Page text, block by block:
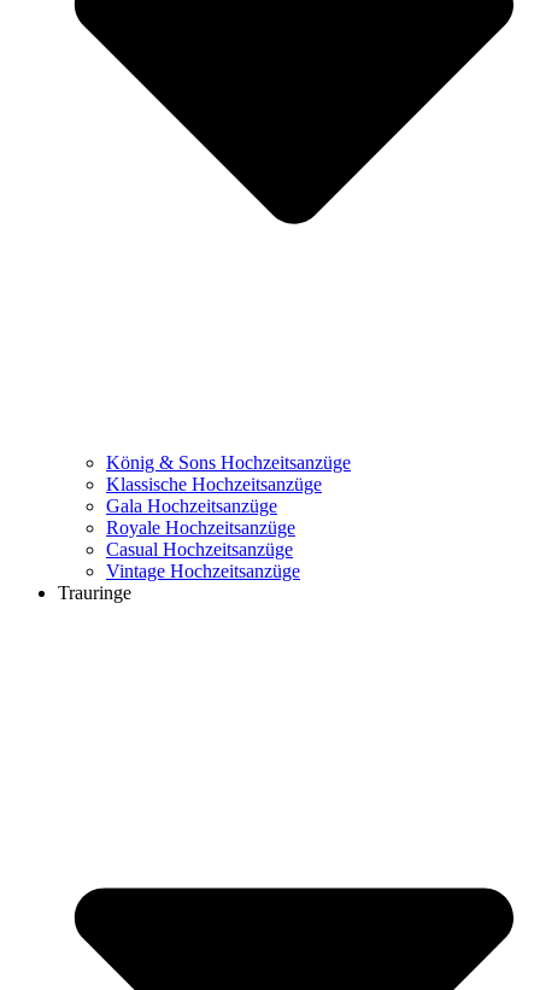
König & Sons Hochzeitsanzüge
Klassische Hochzeitsanzüge
Gala Hochzeitsanzüge
Royale Hochzeitsanzüge
Casual Hochzeitsanzüge
Vintage Hochzeitsanzüge
Trauringe